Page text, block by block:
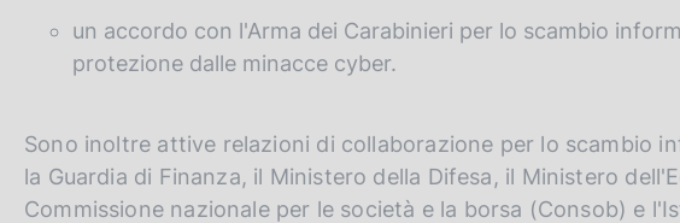
un accordo con l'Arma dei Carabinieri per lo scambio
protezione dalle minacce cyber.
Sono inoltre attive relazioni di collaborazione per lo scambio
la Guardia di Finanza, il Ministero della Difesa, il Ministero
Commissione nazionale per le società e la borsa (Consob) e